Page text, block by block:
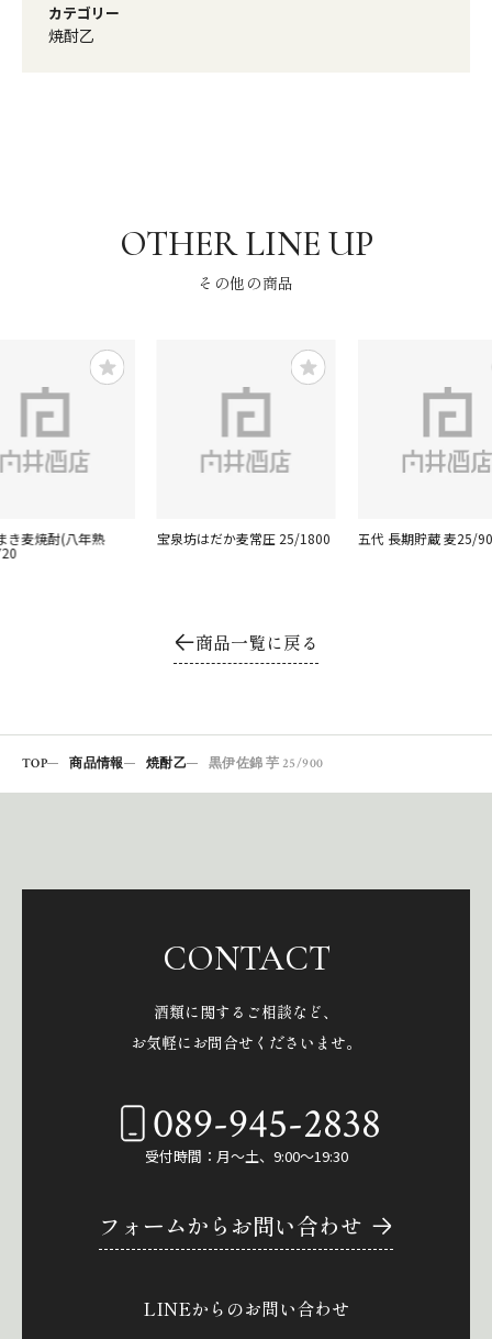
カテゴリー
焼酎乙
その他の商品
き麦焼酎(八年熟 宝泉坊はだか麦常圧 25/1800 五代 長期貯蔵 麦25/
商品一覧に戻る
TOP 商品情報 焼酎乙 黒伊佐錦 芋 25/900
CONTACT
酒類に関するご相談など、
お気軽にお問合せくださいませ。
089-945-2838
受付時間：月～土、9:00～19:30
フォームからお問い合わせ
LINEからのお問い合わせ